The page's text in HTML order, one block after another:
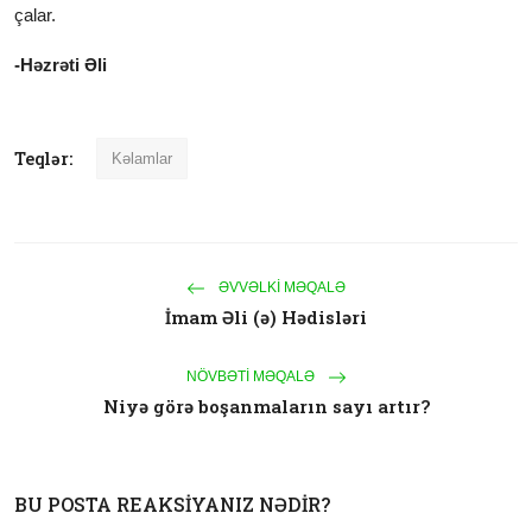
çalar.
-Həzrəti Əli
Teqlər: Kəlamlar
ƏVVƏLKI MƏQALƏ
İmam Əli (ə) Hədisləri
NÖVBƏTI MƏQALƏ
Niyə görə boşanmaların sayı artır?
BU POSTA REAKSIYANIZ NƏDIR?